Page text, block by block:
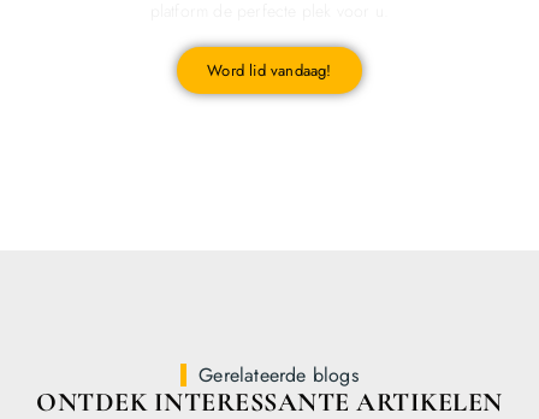
Word lid vandaag!
Gerelateerde blogs
ONTDEK INTERESSANTE ARTIKELEN